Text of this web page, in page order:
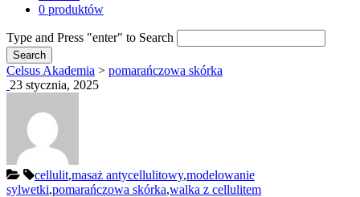
0 produktów
Type and Press "enter" to Search
Celsus Akademia > pomarańczowa skórka
23 stycznia, 2025
cellulit,masaż antycellulitowy,modelowanie
sylwetki,pomarańczowa skórka,walka z cellulitem